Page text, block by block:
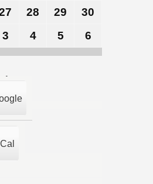
AugustAugustAugust
27.
August
2026
28 28.
August
2026
29 29.
August
2026
30
2026
3
September
44.
September
5
September
6
September